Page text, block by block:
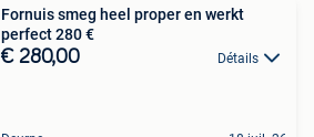
Fornuis smeg heel proper en werkt
perfect 280 €
€ 280,00 Détails